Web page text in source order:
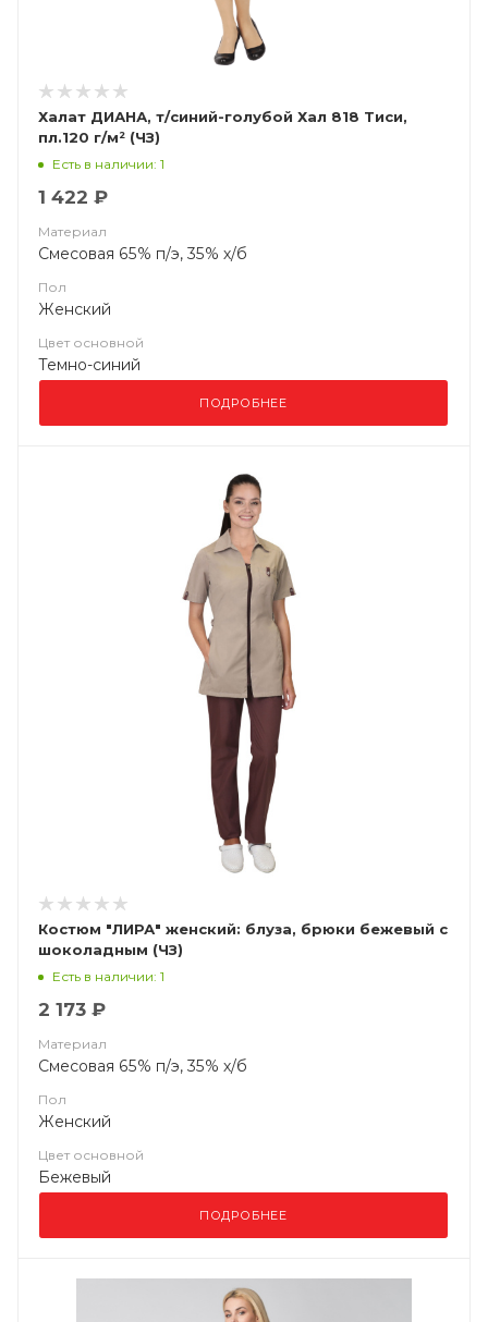
Халат ДИАНА, т/синий-голубой Хал 818 Тиси,
пл.120 г/м² (ЧЗ)
Есть в наличии: 1
1 422 ₽
Материал
Смесовая 65% п/э, 35% х/б
Пол
Женский
Цвет основной
Темно-синий
ПОДРОБНЕЕ
Костюм "ЛИРА" женский: блуза, брюки бежевый с
шоколадным (ЧЗ)
Есть в наличии: 1
2 173 ₽
Материал
Смесовая 65% п/э, 35% х/б
Пол
Женский
Цвет основной
Бежевый
ПОДРОБНЕЕ